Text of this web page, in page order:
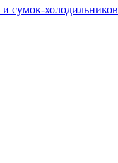
сумок-холодильников